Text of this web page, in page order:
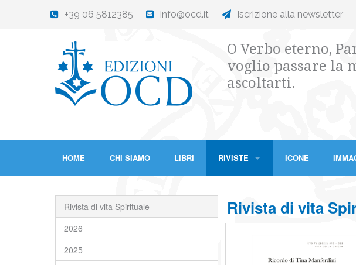
+39 06 5812385 info@ocd.it Iscrizione alla newsletter
O Verbo eterno,
voglio passare la
ascoltarti.
HOME CHI SIAMO LIBRI RIVISTE ICONE
Rivista di vita Spirituale
2026
2025
Rivista di vita